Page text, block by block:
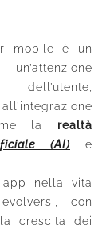
mobile è un
la
realtà
(AI) e
nella vita
con
crescita dei